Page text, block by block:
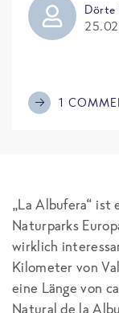
Dörte
1
„La Albufera“
Naturparks
wirklich
Kilometer von
eine Länge von
Natural de la